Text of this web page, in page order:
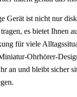
Gerät ist nicht nur
es bietet Ihnen
für viele
Ohrhörer-
an und bleibt sicher